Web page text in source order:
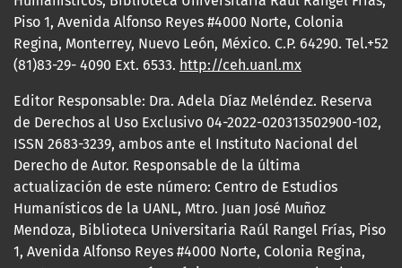
Piso 1, Avenida Alfonso Reyes #4000 Norte, Colonia
Regina, Monterrey, Nuevo León, México. C.P. 64290. Tel.+52
(81)83-29- 4090 Ext. 6533. http://ceh.uanl.mx
Editor Responsable: Dra. Adela Díaz Meléndez. Reserva
de Derechos al Uso Exclusivo 04-2022-020313502900-102,
ISSN 2683-3239, ambos ante el Instituto Nacional del
Derecho de Autor. Responsable de la última
actualización de este número: Centro de Estudios
Humanísticos de la UANL, Mtro. Juan José Muñoz
Mendoza, Biblioteca Universitaria Raúl Rangel Frías, Piso
1, Avenida Alfonso Reyes #4000 Norte, Colonia Regina,